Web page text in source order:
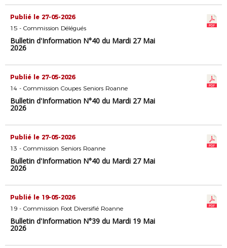
Publié le 27-05-2026
15 - Commission Délégués
Bulletin d'Information N°40 du Mardi 27 Mai
2026
Publié le 27-05-2026
14 - Commission Coupes Seniors Roanne
Bulletin d'Information N°40 du Mardi 27 Mai
2026
Publié le 27-05-2026
13 - Commission Seniors Roanne
Bulletin d'Information N°40 du Mardi 27 Mai
2026
Publié le 19-05-2026
19 - Commission Foot Diversifié Roanne
Bulletin d'Information N°39 du Mardi 19 Mai
2026